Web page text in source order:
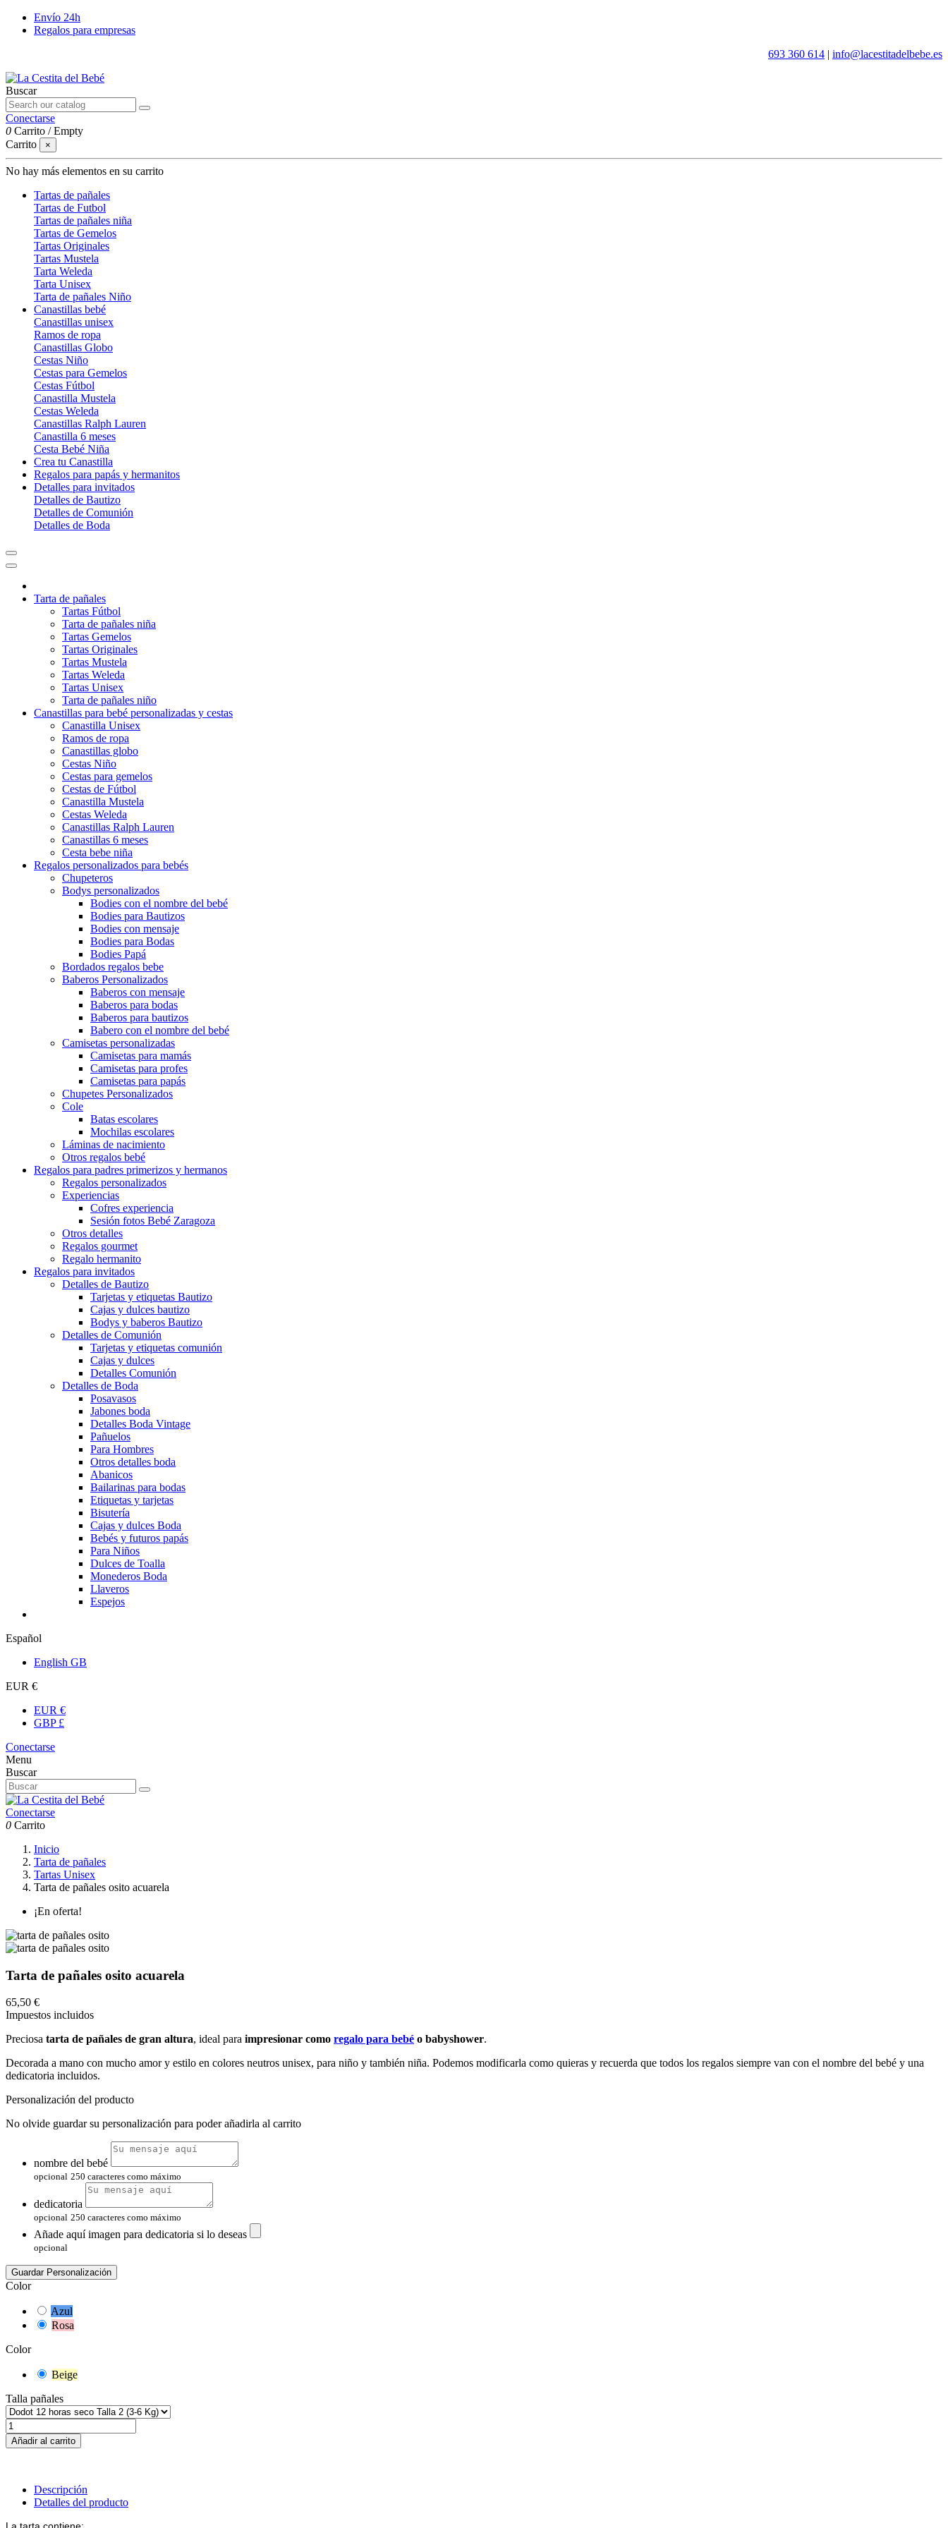
Envío 24h
Regalos para empresas
693 360 614 | info@lacestitadelbebe.es
Buscar
Conectarse
0 Carrito /Empty
Carrito
×
No hay más elementos en su carrito
Tartas de pañales
Tartas de Futbol
Tartas de pañales niña
Tartas de Gemelos
Tartas Originales
Tartas Mustela
Tarta Weleda
Tarta Unisex
Tarta de pañales Niño
Canastillas bebé
Canastillas unisex
Ramos de ropa
Canastillas Globo
Cestas Niño
Cestas para Gemelos
Cestas Fútbol
Canastilla Mustela
Cestas Weleda
Canastillas Ralph Lauren
Canastilla 6 meses
Cesta Bebé Niña
Crea tu Canastilla
Regalos para papás y hermanitos
Detalles para invitados
Detalles de Bautizo
Detalles de Comunión
Detalles de Boda
Tarta de pañales
Tartas Fútbol
Tarta de pañales niña
Tartas Gemelos
Tartas Originales
Tartas Mustela
Tartas Weleda
Tartas Unisex
Tarta de pañales niño
Canastillas para bebé personalizadas y cestas
Canastilla Unisex
Ramos de ropa
Canastillas globo
Cestas Niño
Cestas para gemelos
Cestas de Fútbol
Canastilla Mustela
Cestas Weleda
Canastillas Ralph Lauren
Canastillas 6 meses
Cesta bebe niña
Regalos personalizados para bebés
Chupeteros
Bodys personalizados
Bodies con el nombre del bebé
Bodies para Bautizos
Bodies con mensaje
Bodies para Bodas
Bodies Papá
Bordados regalos bebe
Baberos Personalizados
Baberos con mensaje
Baberos para bodas
Baberos para bautizos
Babero con el nombre del bebé
Camisetas personalizadas
Camisetas para mamás
Camisetas para profes
Camisetas para papás
Chupetes Personalizados
Cole
Batas escolares
Mochilas escolares
Láminas de nacimiento
Otros regalos bebé
Regalos para padres primerizos y hermanos
Regalos personalizados
Experiencias
Cofres experiencia
Sesión fotos Bebé Zaragoza
Otros detalles
Regalos gourmet
Regalo hermanito
Regalos para invitados
Detalles de Bautizo
Tarjetas y etiquetas Bautizo
Cajas y dulces bautizo
Bodys y baberos Bautizo
Detalles de Comunión
Tarjetas y etiquetas comunión
Cajas y dulces
Detalles Comunión
Detalles de Boda
Posavasos
Jabones boda
Detalles Boda Vintage
Pañuelos
Para Hombres
Otros detalles boda
Abanicos
Bailarinas para bodas
Etiquetas y tarjetas
Bisutería
Cajas y dulces Boda
Bebés y futuros papás
Para Niños
Dulces de Toalla
Monederos Boda
Llaveros
Espejos
Español
English GB
EUR €
EUR €
GBP £
Conectarse
Menu
Buscar
Conectarse
0 Carrito
Inicio
Tarta de pañales
Tartas Unisex
Tarta de pañales osito acuarela
¡En oferta!
Tarta de pañales osito acuarela
65,50 €
Impuestos incluidos
Preciosa tarta de pañales de gran altura, ideal para impresionar como regalo para bebé o babyshower.
Decorada a mano con mucho amor y estilo en colores neutros unisex, para niño y también niña. Podemos modificarla como quieras y recuerda que todos los regalos siempre van con el nombre del bebé y una
dedicatoria incluidos.
Personalización del producto
No olvide guardar su personalización para poder añadirla al carrito
nombre del bebé
opcional 250 caracteres como máximo
dedicatoria
opcional 250 caracteres como máximo
Añade aquí imagen para dedicatoria si lo deseas
opcional
Guardar Personalización
Color
Azul
Rosa
Color
Beige
Talla pañales
Añadir al carrito
Descripción
Detalles del producto